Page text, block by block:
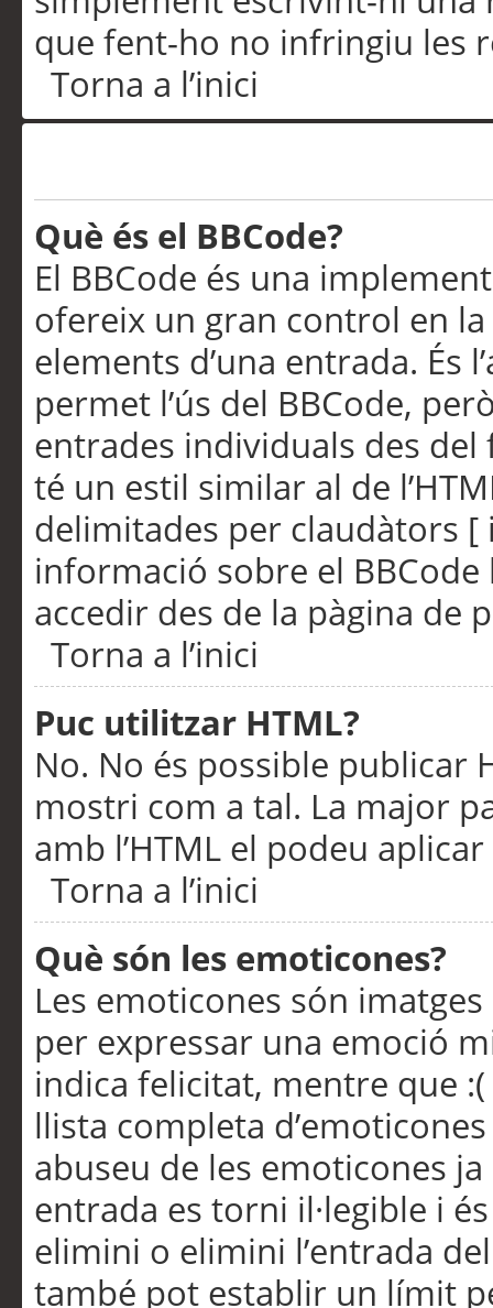
que fent-ho no infringiu les
Torna a l’inici
Què és el BBCode?
El BBCode és una
ofereix un gran control en
elements d’una entrada. És
permet l’ús del BBCode,
entrades individuals des
té un estil similar al de
delimitades per claudàtors [
informació sobre el
accedir des de la pàgina de
Torna a l’inici
Puc utilitzar HTML?
No. No és possible publicar
mostri com a tal. La major
amb l’HTML el podeu
Torna a l’inici
Què són les emoticones?
Les emoticones són
per expressar una emoció
indica felicitat, mentre que
llista completa
abuseu de les emoticones
entrada es torni il·legible i
elimini o elimini l’entrada
també pot establir un límit